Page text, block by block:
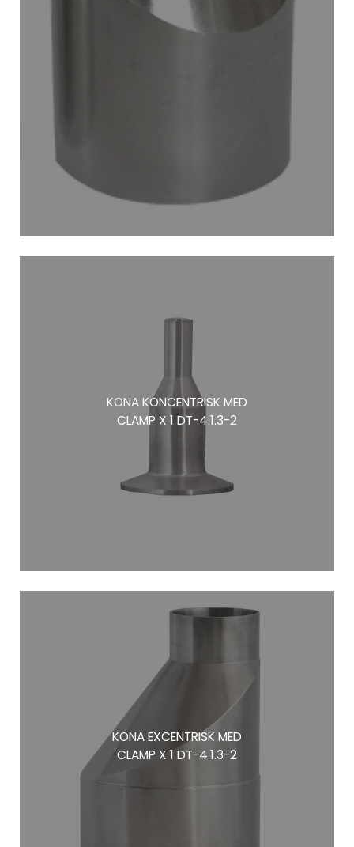
KONA KONCENTRISK MED
CLAMP X 1 DT-4.1.3-2
KONA EXCENTRISK MED
CLAMP X 1 DT-4.1.3-2